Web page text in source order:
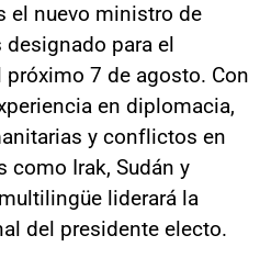
el nuevo ministro de
designado para el
7 de agosto. Con
en diplomacia,
y conflictos en
como Irak, Sudán y
liderará la
del presidente electo.